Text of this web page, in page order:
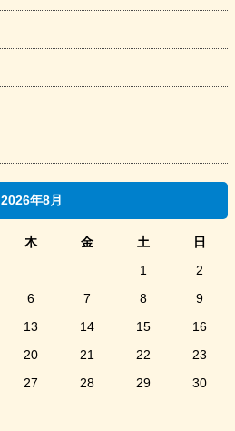
2026年8月
木 金 土 日
1
2
6 7 8
9
13 14 15
16
20 21 22
23
27 28 29
30